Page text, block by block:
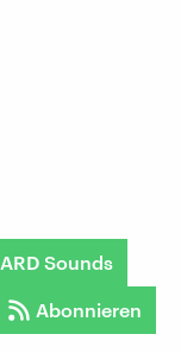
ARD Sounds
Abonnieren